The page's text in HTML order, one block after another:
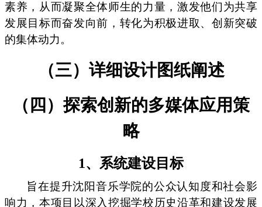
素养，从而凝聚全体师生的力量，激发他们为共享
发展目标而奋发向前，转化为积极进取、创新突破
的集体动力。
（三）详细设计图纸阐述
（四）探索创新的多媒体应用策
略
1、系统建设目标
旨在提升沈阳音乐学院的公众认知度和社会影
响力，本项目以深入挖掘学校历史沿革和建设发展